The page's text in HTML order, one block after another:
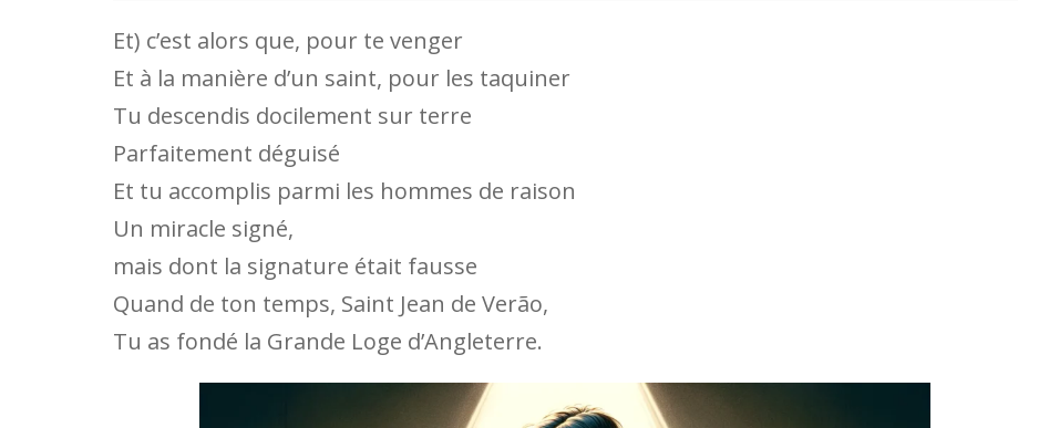
Et) c’est alors que, pour te venger
Et à la manière d’un saint, pour les taquiner
Tu descendis docilement sur terre
Parfaitement déguisé
Et tu accomplis parmi les hommes de raison
Un miracle signé,
mais dont la signature était fausse
Quand de ton temps, Saint Jean de Verão,
Tu as fondé la Grande Loge d’Angleterre.